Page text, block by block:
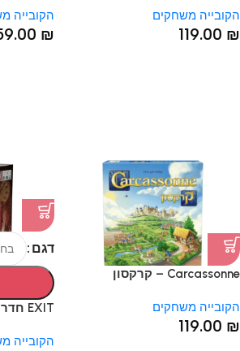
הקובייה משחקים
119.00 ₪
הקובייה
₪
Carcassonne – קרקסון
הקובייה משחקים
119.00 ₪
דגם
EXIT חדרי בריחה למומחים
הקובייה